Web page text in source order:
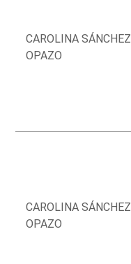
CAROLINA SÁNCHEZ
OPAZO
CAROLINA SÁNCHEZ
OPAZO